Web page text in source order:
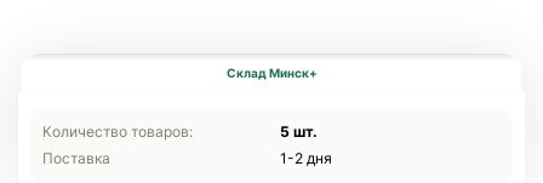
Склад Минск+
Количество товаров:
5 шт.
Поставка
1-2 дня